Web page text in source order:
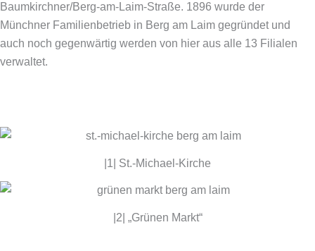
Baumkirchner/Berg-am-Laim-Straße. 1896 wurde der
Münchner Familienbetrieb in Berg am Laim gegründet und
auch noch gegenwärtig werden von hier aus alle 13 Filialen
verwaltet.
|1| St.-Michael-Kirche
|2| „Grünen Markt“